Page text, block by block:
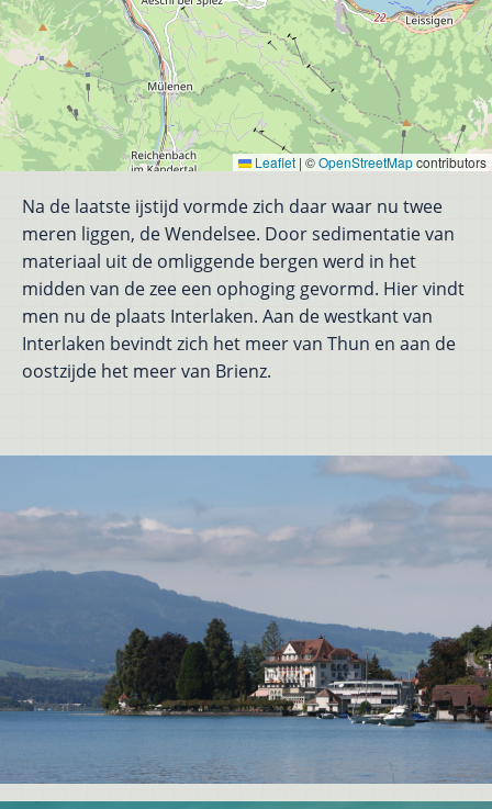
Leaflet | ©OpenStreetMapcontributors
Na de laatste ijstijd vormde zich daar waar nu twee
meren liggen, de Wendelsee. Door sedimentatie van
materiaal uit de omliggende bergen werd in het
midden van de zee een ophoging gevormd. Hier vindt
men nu de plaats Interlaken. Aan de westkant van
Interlaken bevindt zich het meer van Thun en aan de
oostzijde het meer van Brienz.